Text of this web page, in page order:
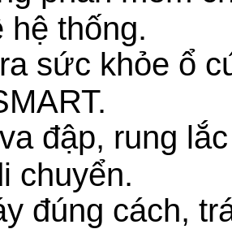
hệ thống.
sức khỏe ổ
đập, rung
chuyển.
đúng cách,